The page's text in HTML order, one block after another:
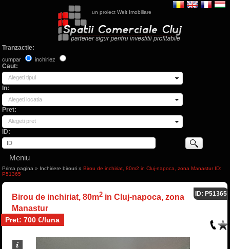
un proiect Welt Imobiliare
Tranzactie:
cumpar inchiriez
Caut:
Alegeti tipul
In:
Alegeti locatia
Pret:
Alegeti pret
ID:
Meniu
Prima pagina » Inchiriere birouri » Birou de inchiriat, 80m2 in Cluj-napoca, zona Manastur ID:
P51365
Birou de inchiriat, 80m2in Cluj-napoca, zona
Manastur
Pret: 700 €/luna
ID: P51365